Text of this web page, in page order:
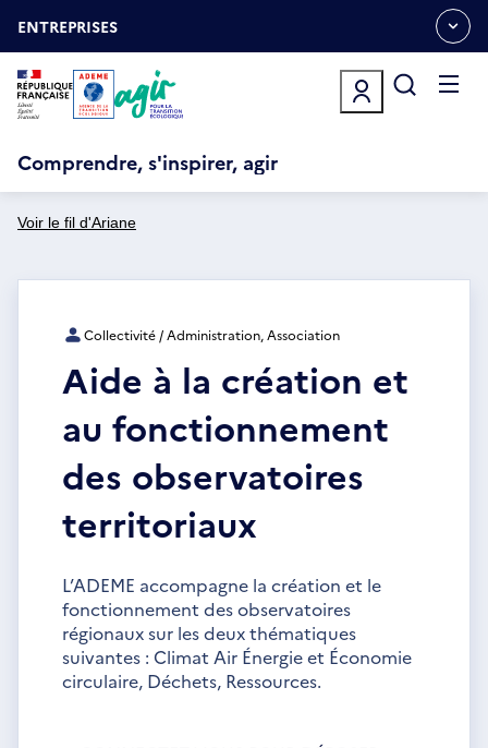
auOUVRIR
LE
MENU
ESPACE
ENTREPRISES
Comprendre, s'inspirer, agir
Voir le fil d'Ariane
Collectivité / Administration, Association
Aide à la création et
au fonctionnement
des observatoires
territoriaux
L’ADEME accompagne la création et le
fonctionnement des observatoires
régionaux sur les deux thématiques
suivantes : Climat Air Énergie et Économie
circulaire, Déchets, Ressources.